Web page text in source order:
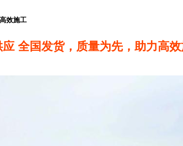
效施工
全国发货，质量为先，助力高